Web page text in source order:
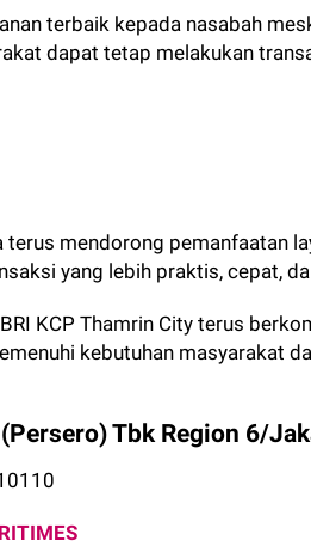
terbaik kepada nasabah
dapat tetap melakukan
terus mendorong pemanfaatan
yang lebih praktis, cepat,
KCP Thamrin City terus
kebutuhan masyarakat
Tbk Region 6/